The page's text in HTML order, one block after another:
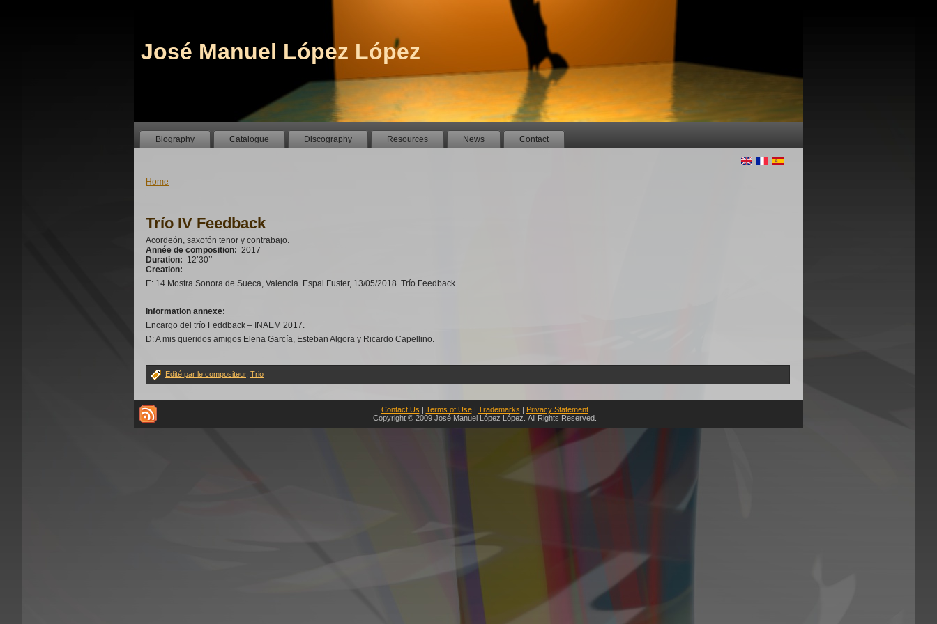
José Manuel López López
Biography Catalogue Discography Resources News Contact
Home
Trío IV Feedback
Acordeón, saxofón tenor y contrabajo.
Année de composition: 2017
Duration: 12’30’’
Creation:
E: 14 Mostra Sonora de Sueca, Valencia. Espai Fuster, 13/05/2018. Trío Feedback.
Information annexe:
Encargo del trío Feddback – INAEM 2017.
D: A mis queridos amigos Elena García, Esteban Algora y Ricardo Capellino.
Edité par le compositeur, Trio
Contact Us | Terms of Use| Trademarks | Privacy Statement
Copyright © 2009 José Manuel López López. All Rights Reserved.